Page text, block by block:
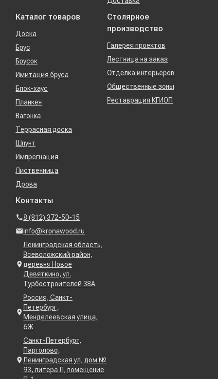
Каталог товаров
Доска
Брус
Брусок
Имитация бруса
Блок-хаус
Планкен
Вагонка
Террасная доска
Шпунт
Импрегнация
Лиственница
Дрова
Столярное
производство
Галерея проектов
Лестница на заказ
Отделка интерьеров
Общественные зоны
Реставрация КГИОП
Контакты
8 (812) 372-50-15
info@kronawood.ru
Ленинградская область,
Всеволожский район,
деревня Новое
Девяткино, ул.
Турбостроителей 38А
Россия, Санкт-
Петербург,
Менделеевская улица,
6Ж
Санкт-Петербург,
Парголово,
Ленинградская ул, дом №
93, литера Л, помещение